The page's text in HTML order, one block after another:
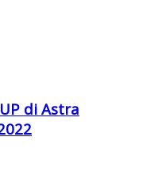
di Astra